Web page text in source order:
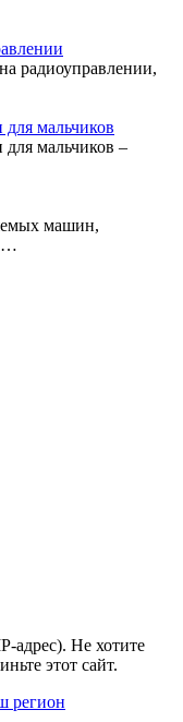
радиоуправлении,
мальчиков
мальчиков –
машин,
…
адрес). Не хотите
этот сайт.
регион